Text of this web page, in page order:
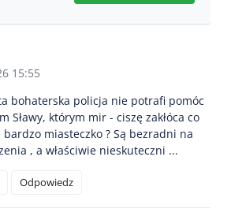
15:55
bohaterska policja nie potrafi pomóc
Sławy, którym mir - ciszę zakłóca co
bardzo miasteczko ? Są bezradni na
, a właściwie nieskuteczni ...
Odpowiedz